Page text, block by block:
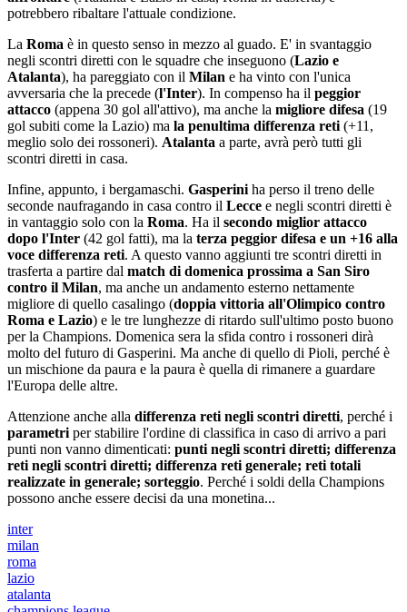
potrebbero ribaltare l'attuale condizione.
La Roma è in questo senso in mezzo al guado. E' in svantaggio
negli scontri diretti con le squadre che inseguono (Lazio e
Atalanta), ha pareggiato con il Milan e ha vinto con l'unica
avversaria che la precede (l'Inter). In compenso ha il peggior
attacco (appena 30 gol all'attivo), ma anche la migliore difesa (19
gol subiti come la Lazio) ma la penultima differenza reti (+11,
meglio solo dei rossoneri). Atalanta a parte, avrà però tutti gli
scontri diretti in casa.
Infine, appunto, i bergamaschi. Gasperini ha perso il treno delle
seconde naufragando in casa contro il Lecce e negli scontri diretti è
in vantaggio solo con la Roma. Ha il secondo miglior attacco
dopo l'Inter (42 gol fatti), ma la terza peggior difesa e un +16 alla
voce differenza reti. A questo vanno aggiunti tre scontri diretti in
trasferta a partire dal match di domenica prossima a San Siro
contro il Milan, ma anche un andamento esterno nettamente
migliore di quello casalingo (doppia vittoria all'Olimpico contro
Roma e Lazio) e le tre lunghezze di ritardo sull'ultimo posto buono
per la Champions. Domenica sera la sfida contro i rossoneri dirà
molto del futuro di Gasperini. Ma anche di quello di Pioli, perché è
un mischione da paura e la paura è quella di rimanere a guardare
l'Europa delle altre.
Attenzione anche alla differenza reti negli scontri diretti, perché i
parametri per stabilire l'ordine di classifica in caso di arrivo a pari
punti non vanno dimenticati: punti negli scontri diretti; differenza
reti negli scontri diretti; differenza reti generale; reti totali
realizzate in generale; sorteggio. Perché i soldi della Champions
possono anche essere decisi da una monetina...
inter
milan
roma
lazio
atalanta